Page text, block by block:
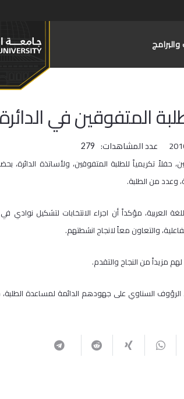
والبرامج
المتفوقين في الدائرة
عدد المشاهدات: 279
تكريمياً للطلبة المتفوقين، ولأساتذة الدائرة،
وعدد من الطلبة.
العربية، مؤكداً أن اجراء الانتخابات لتشكيل نوادي
والتعاون معاً لانجاح انشطتهم.
مزيداً من النجاح والتقدم.
الرؤوف السناوي على جهودهم الدائمة لمساعدة